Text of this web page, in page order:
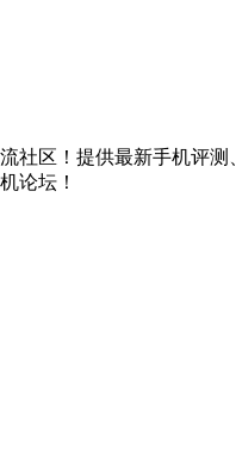
区！提供最新手机评测
论坛！